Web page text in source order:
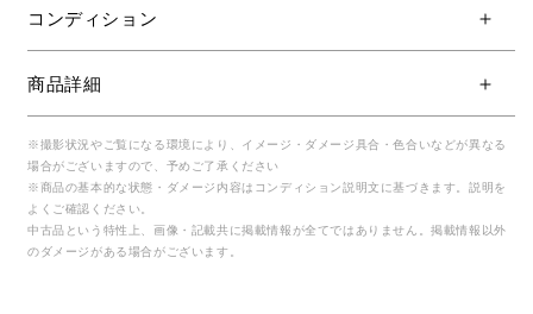
コンディション
商品詳細
※撮影状況やご覧になる環境により、イメージ・ダメージ具合・色合いなどが異なる
場合がございますので、予めご了承ください
※商品の基本的な状態・ダメージ内容はコンディション説明文に基づきます。説明を
よくご確認ください。
中古品という特性上、画像・記載共に掲載情報が全てではありません。掲載情報以外
のダメージがある場合がございます。